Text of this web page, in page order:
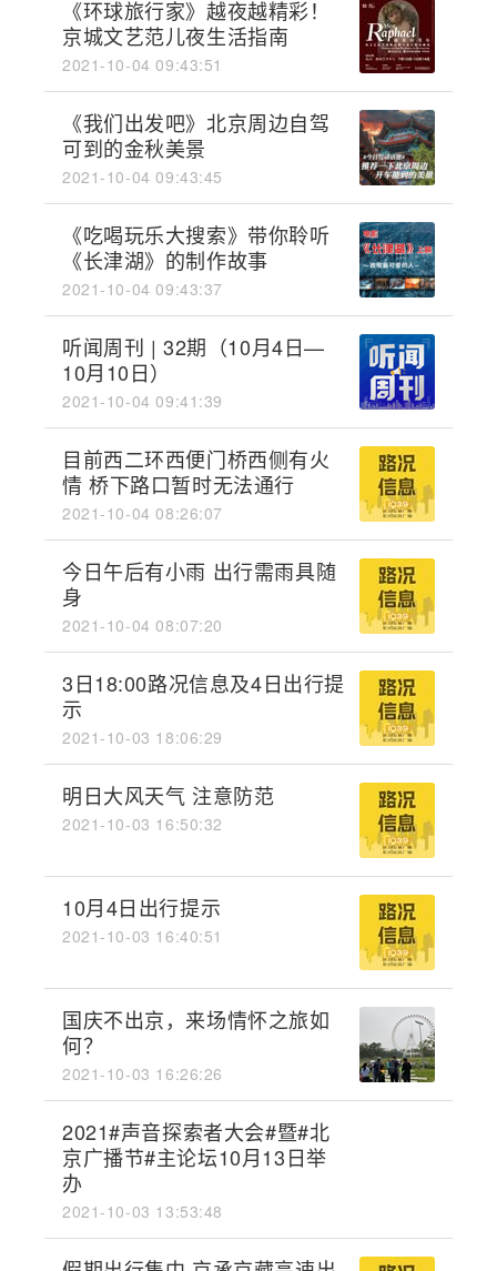
《环球旅行家》​越夜越精彩！
京城文艺范儿夜生活指南
2021-10-04 09:43:51
《我们出发吧》北京周边自驾
可到的金秋美景
2021-10-04 09:43:45
《吃喝玩乐大搜索》带你聆听
《长津湖》的制作故事
2021-10-04 09:43:37
听闻周刊 | 32期（10月4日—
10月10日）
2021-10-04 09:41:39
目前西二环西便门桥西侧有火
情 桥下路口暂时无法通行
2021-10-04 08:26:07
今日午后有小雨 出行需雨具随
身
2021-10-04 08:07:20
3日18:00路况信息及4日出行提
示
2021-10-03 18:06:29
明日大风天气 注意防范
2021-10-03 16:50:32
10月4日出行提示
2021-10-03 16:40:51
国庆不出京，来场情怀之旅如
何？
2021-10-03 16:26:26
2021#声音探索者大会#暨#北
京广播节#主论坛10月13日举
办
2021-10-03 13:53:48